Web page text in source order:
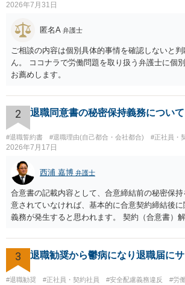
2026年7月31日
匿名A 弁護士
ご相談の内容は個別具体的事情を確認しないと
ん。 ココナラで労働問題を取り扱う弁護士に個
お薦めします。
2 退職同意書の秘密保持義務について
#退職誓約書 #退職理由(自己都合・会社都合) #正社員・
2026年7月17日
西浦 嘉博 弁護士
合意書の記載内容として、合意締結前の秘密保
意されていなければ、基本的に合意契約締結後
義務が発生すると思われます。 契約（合意書）
場合、最寄りの法律事務所で相談されることを
3 退職勧奨から鬱病になり退職届に
#退職勧奨 #正社員・契約社員 #安全配慮義務違反 #労